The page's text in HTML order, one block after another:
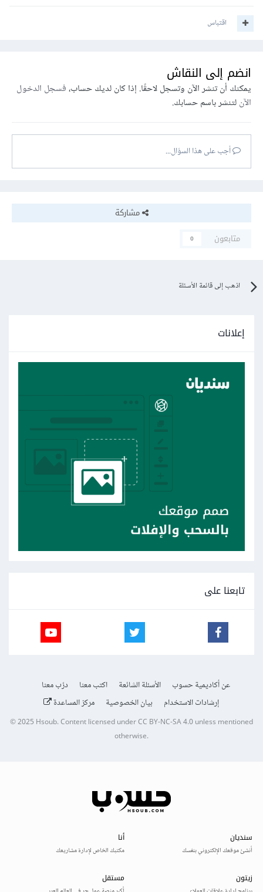
اقتباس
انضم إلى النقاش
يمكنك أن تنشر الآن وتسجل لاحقًا. إذا كان لديك حساب،فسجل الدخول
الآنلتنشر باسم حسابك.
أجب على هذا السؤال...
مشاركة
متابعون
0
اذهب إلى قائمة الأسئلة
إعلانات
تابعنا على
عن أكاديمية حسوب الأسئلة الشائعة اكتب معنا
درّب معنا
إرشادات الاستخدام
بيان الخصوصية مركز المساعدة
© 2025Hsoub.Content licensed underCC BY-NC-SA 4.0unless mentioned
otherwise.